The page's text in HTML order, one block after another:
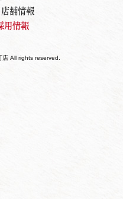
店舗情報
用情報
All rights reserved.